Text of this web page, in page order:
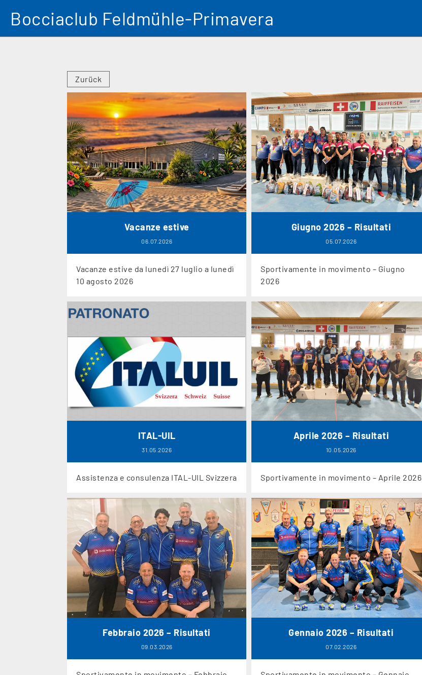
Bocciaclub Feldmühle-Primavera
Zurück
Vacanze estive
06.07.2026
Vacanze estive da lunedì 27 luglio a lunedì
10 agosto 2026
Giugno 2026 – Risultati
05.07.2026
Sportivamente in movimento – Giugno
2026
ITAL-UIL
31.05.2026
Assistenza e consulenza ITAL-UIL Svizzera
Aprile 2026 – Risultati
10.05.2026
Sportivamente in movimento – Aprile 2026
Febbraio 2026 – Risultati
09.03.2026
Gennaio 2026 – Risultati
07.02.2026